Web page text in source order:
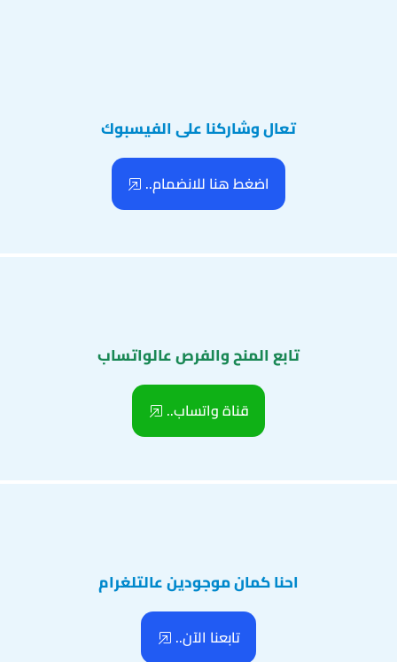
تعال وشاركنا على الفيسبوك
اضغط هنا للانضمام..
تابع المنح والفرص عالواتساب
قناة واتساب..
احنا كمان موجودين عالتلغرام
تابعنا الآن..